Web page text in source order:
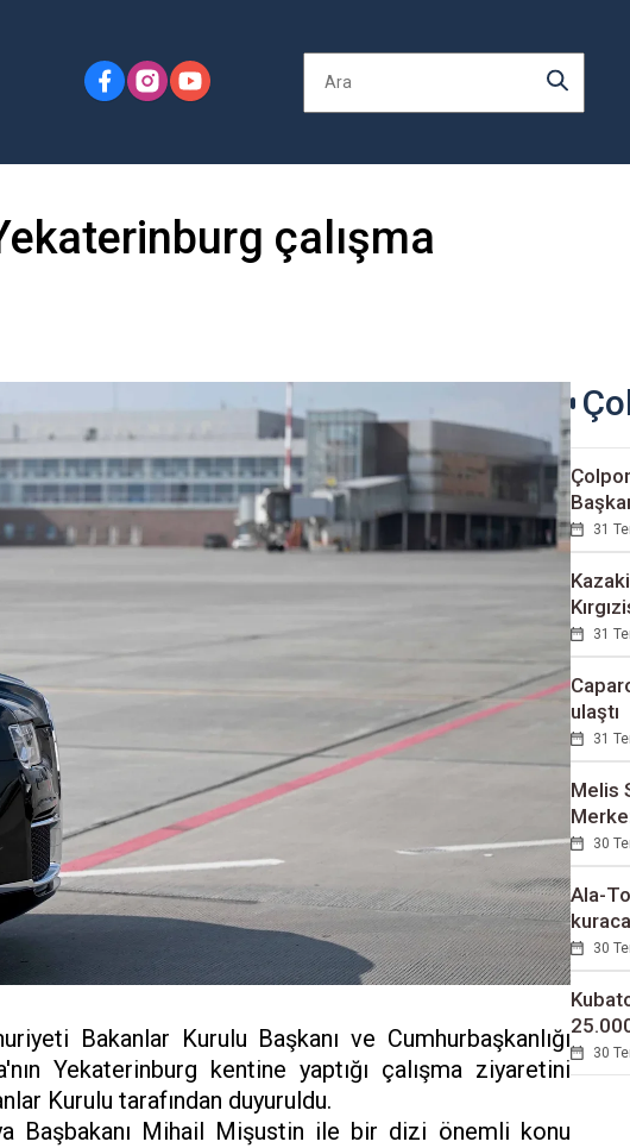
çalışma
Bakanlar Kurulu Başkanı ve Cumhurbaşkanlığı
Yekaterinburg kentine yaptığı çalışma ziyaretini
Kurulu tarafından duyuruldu.
Başbakanı Mihail Mişustin ile bir dizi önemli konu
31
31
ulaştı
31
Melis
30
Ala-
30
30